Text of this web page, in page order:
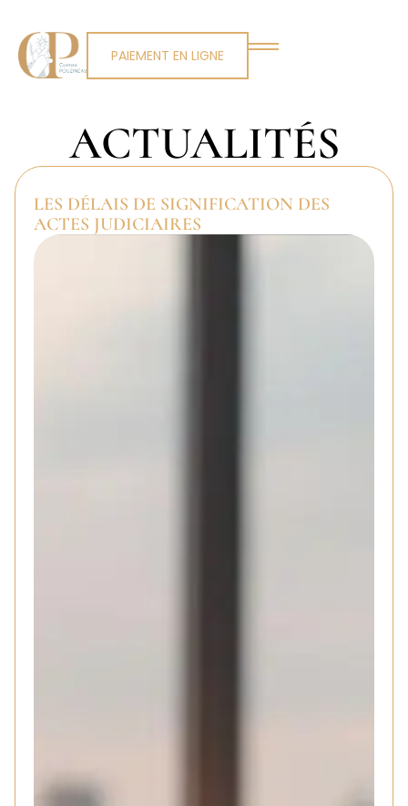
PAIEMENT EN LIGNE
ACTUALITÉS
LES DÉLAIS DE SIGNIFICATION DES
ACTES JUDICIAIRES